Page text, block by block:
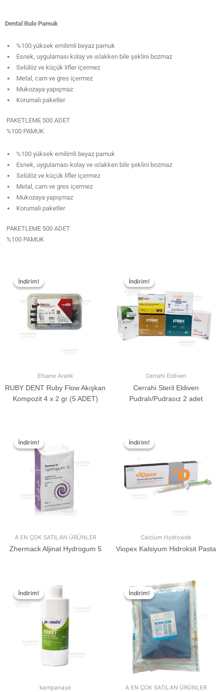
Dental Rulo Pamuk
%100 yüksek emilimli beyaz pamuk
Esnek, uygulaması kolay ve ıslakken bile şeklini bozmaz
Selülöz ve küçük lifler içermez
Metal, cam ve gres içermez
Mukozaya yapışmaz
Korumalı paketler
PAKETLEME 500 ADET
%100 PAMUK
%100 yüksek emilimli beyaz pamuk
Esnek, uygulaması kolay ve ıslakken bile şeklini bozmaz
Selülöz ve küçük lifler içermez
Metal, cam ve gres içermez
Mukozaya yapışmaz
Korumalı paketler
PAKETLEME 500 ADET
%100 PAMUK
İndirim!
İndirim!
Efsane Aralık
RUBY DENT Ruby Flow Akışkan
Kompozit 4 x 2 gr (5 ADET)
İndirim!
İndirim!
Cerrahi Eldiven
Cerrahi Steril Eldiven
Pudralı/Pudrasız 2 adet
İndirim!
İndirim!
A EN ÇOK SATILAN ÜRÜNLER
Zhermack Aljinat Hydrogum 5
İndirim!
İndirim!
Calcium Hydroxide
Viopex Kalsiyum Hidroksit Pasta
İndirim!
İndirim!
kampanaya
İndirim!
İndirim!
A EN ÇOK SATILAN ÜRÜNLER